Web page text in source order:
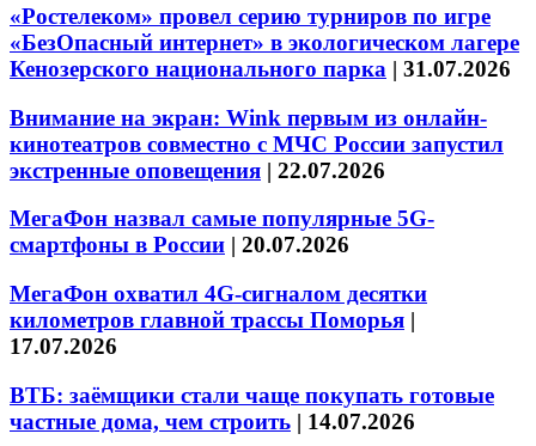
«Ростелеком» провел серию турниров по игре
«БезОпасный интернет» в экологическом лагере
Кенозерского национального парка | 31.07.2026
Внимание на экран: Wink первым из онлайн-
кинотеатров совместно с МЧС России запустил
экстренные оповещения | 22.07.2026
МегаФон назвал самые популярные 5G-
смартфоны в России | 20.07.2026
МегаФон охватил 4G-сигналом десятки
километров главной трассы Поморья |
17.07.2026
ВТБ: заёмщики стали чаще покупать готовые
частные дома, чем строить | 14.07.2026